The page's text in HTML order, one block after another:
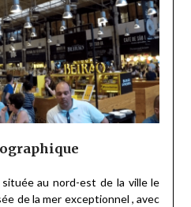
située au nord-est de la ville le
de la mer exceptionnel , avec